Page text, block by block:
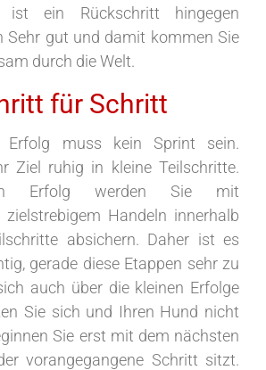
ist ein Rückschritt hingegen
Sehr gut und damit kommen Sie
durch die Welt.
für Schritt
muss kein Sprint sein.
Ziel ruhig in kleine Teilschritte.
Erfolg werden Sie mit
zielstrebigem Handeln innerhalb
absichern. Daher ist es
gerade diese Etappen sehr zu
auch über die kleinen Erfolge
Sie sich und Ihren Hund nicht
Sie erst mit dem nächsten
vorangegangene Schritt sitzt.